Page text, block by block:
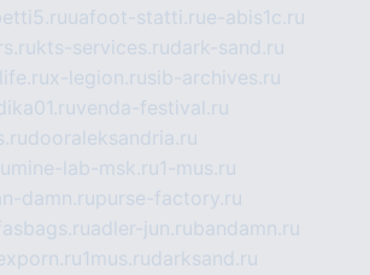
uafoot-statti.rue-abis1c.ru
kts-services.rudark-sand.ru
x-legion.rusib-archives.ru
venda-festival.ru
dooraleksandria.ru
mine-lab-msk.ru1-mus.ru
damn.rupurse-factory.ru
adler-jun.rubandamn.ru
1mus.rudarksand.ru